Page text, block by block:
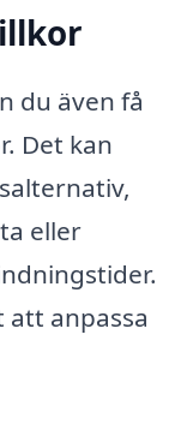
du även få
Det kan
eller
anpassa